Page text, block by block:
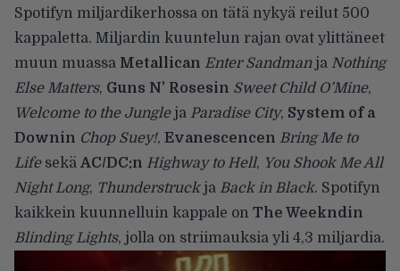
Spotifyn miljardikerhossa on tätä nykyä reilut 500
kappaletta. Miljardin kuuntelun rajan ovat ylittäneet
muun muassa Metallican Enter Sandmanja Nothing
Else Matters, Guns N’ Rosesin Sweet Child O’Mine,
Welcome to the Jungleja Paradise City, System of a
Downin Chop Suey!, Evanescencen Bring Me to
Lifesekä AC/DC:n Highway to Hell, You Shook Me All
Night Long, Thunderstruckja Back in Black. Spotifyn
kaikkein kuunnelluin kappale on The Weekndin
Blinding Lights, jolla on striimauksia yli 4,3 miljardia.